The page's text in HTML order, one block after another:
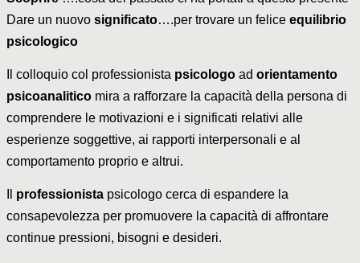
Dare un nuovo significato….per trovare un felice equilibrio
psicologico
Il colloquio col professionista psicologo ad orientamento
psicoanaliticomira a rafforzare la capacità della persona di
comprendere le motivazioni e i significati relativi alle
esperienze soggettive, ai rapporti interpersonali e al
comportamento proprio e altrui.
professionista psicologo cerca di espandere la
consapevolezza per promuovere la capacità di affrontare
continue pressioni, bisogni e desideri.